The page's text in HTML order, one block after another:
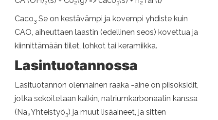
2 2 3 2
Caco3 Se on kestävämpi ja kovempi yhdiste kuin
CAO, aiheuttaen laastin (edellinen seos) kovettua ja
kiinnittämään tiilet, lohkot tai keramiikka.
Lasintuotannossa
Lasituotannon olennainen raaka -aine on piisoksidit,
jotka sekoitetaan kalkin, natriumkarbonaatin kanssa
(Na2Yhteistyö3) ja muut lisäaineet, ja sitten